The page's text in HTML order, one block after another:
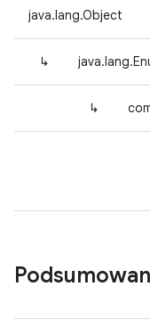
java.lang.Object
↳
↳